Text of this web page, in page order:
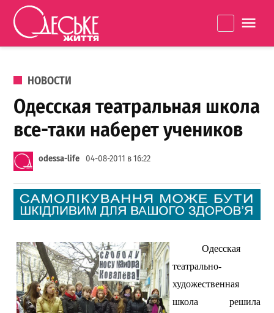
Перейти к содержанию
життя
ОПУБЛИКОВАНО В
НОВОСТИ
Одесская театральная школа
все-таки наберет учеников
odessa-life 04-08-2011 в 16:22
Одесская
театрально-
художественная
школа решила